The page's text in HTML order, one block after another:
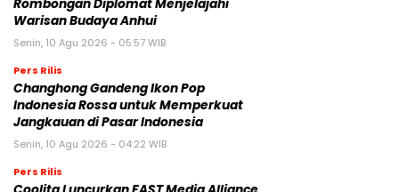
Rombongan Diplomat Menjelajahi
Warisan Budaya Anhui
Senin, 10 Agu 2026 - 05:57 WIB
Pers Rilis
Changhong Gandeng Ikon Pop
Indonesia Rossa untuk Memperkuat
Jangkauan di Pasar Indonesia
Senin, 10 Agu 2026 - 04:22 WIB
Pers Rilis